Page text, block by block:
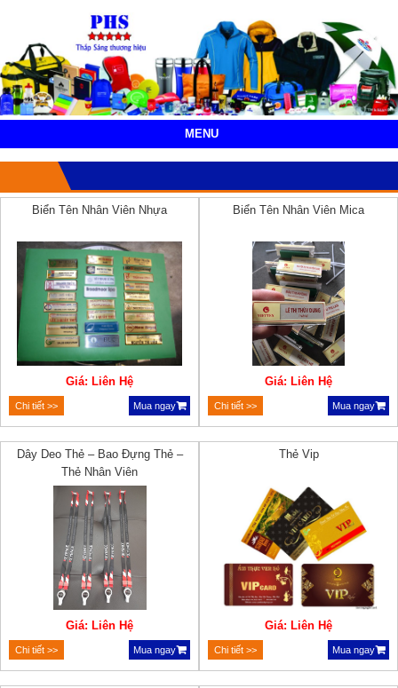
MENU
Biển Tên Nhân Viên Nhựa
Giá: Liên Hệ
Chi tiết >> Mua ngay
Biển Tên Nhân Viên Mica
Giá: Liên Hệ
Chi tiết >> Mua ngay
Dây Deo Thẻ – Bao Đựng Thẻ –
Thẻ Nhân Viên
Giá: Liên Hệ
Chi tiết >> Mua ngay
Thẻ Vip
Giá: Liên Hệ
Chi tiết >> Mua ngay